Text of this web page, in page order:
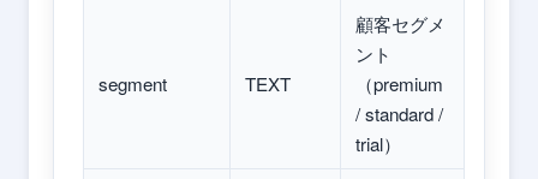
segment TEXT
顧客セグメ
ント
（premium
/ standard /
trial）